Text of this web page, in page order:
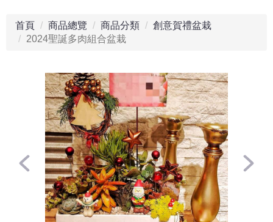
首頁 商品總覽 商品分類
創意賀禮盆栽
2024聖誕多肉組合盆栽